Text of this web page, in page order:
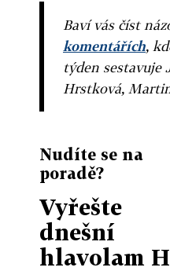
Baví vás číst
komentářích,
týden sestavuje
Hrstková,
Nudíte se na
poradě?
Vyřešte
dnešní
hlavolam